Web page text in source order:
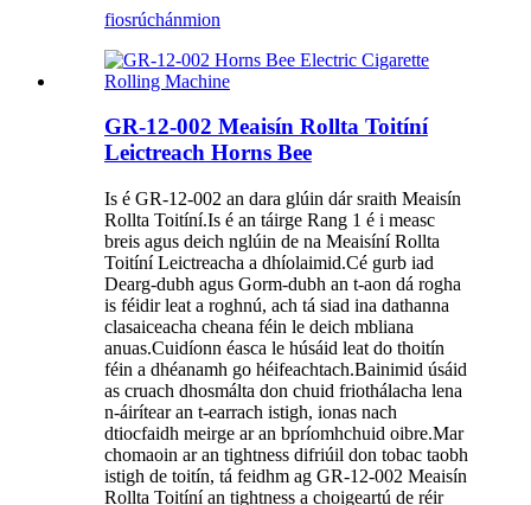
fiosrúchánmion
GR-12-002 Meaisín Rollta Toitíní
Leictreach Horns Bee
Is é GR-12-002 an dara glúin dár sraith Meaisín
Rollta Toitíní.Is é an táirge Rang 1 é i measc
breis agus deich nglúin de na Meaisíní Rollta
Toitíní Leictreacha a dhíolaimid.Cé gurb iad
Dearg-dubh agus Gorm-dubh an t-aon dá rogha
is féidir leat a roghnú, ach tá siad ina dathanna
clasaiceacha cheana féin le deich mbliana
anuas.Cuidíonn éasca le húsáid leat do thoitín
féin a dhéanamh go héifeachtach.Bainimid úsáid
as cruach dhosmálta don chuid friothálacha lena
n-áirítear an t-earrach istigh, ionas nach
dtiocfaidh meirge ar an bpríomhchuid oibre.Mar
chomaoin ar an tightness difriúil don tobac taobh
istigh de toitín, tá feidhm ag GR-12-002 Meaisín
Rollta Toitíní an tightness a choigeartú de réir